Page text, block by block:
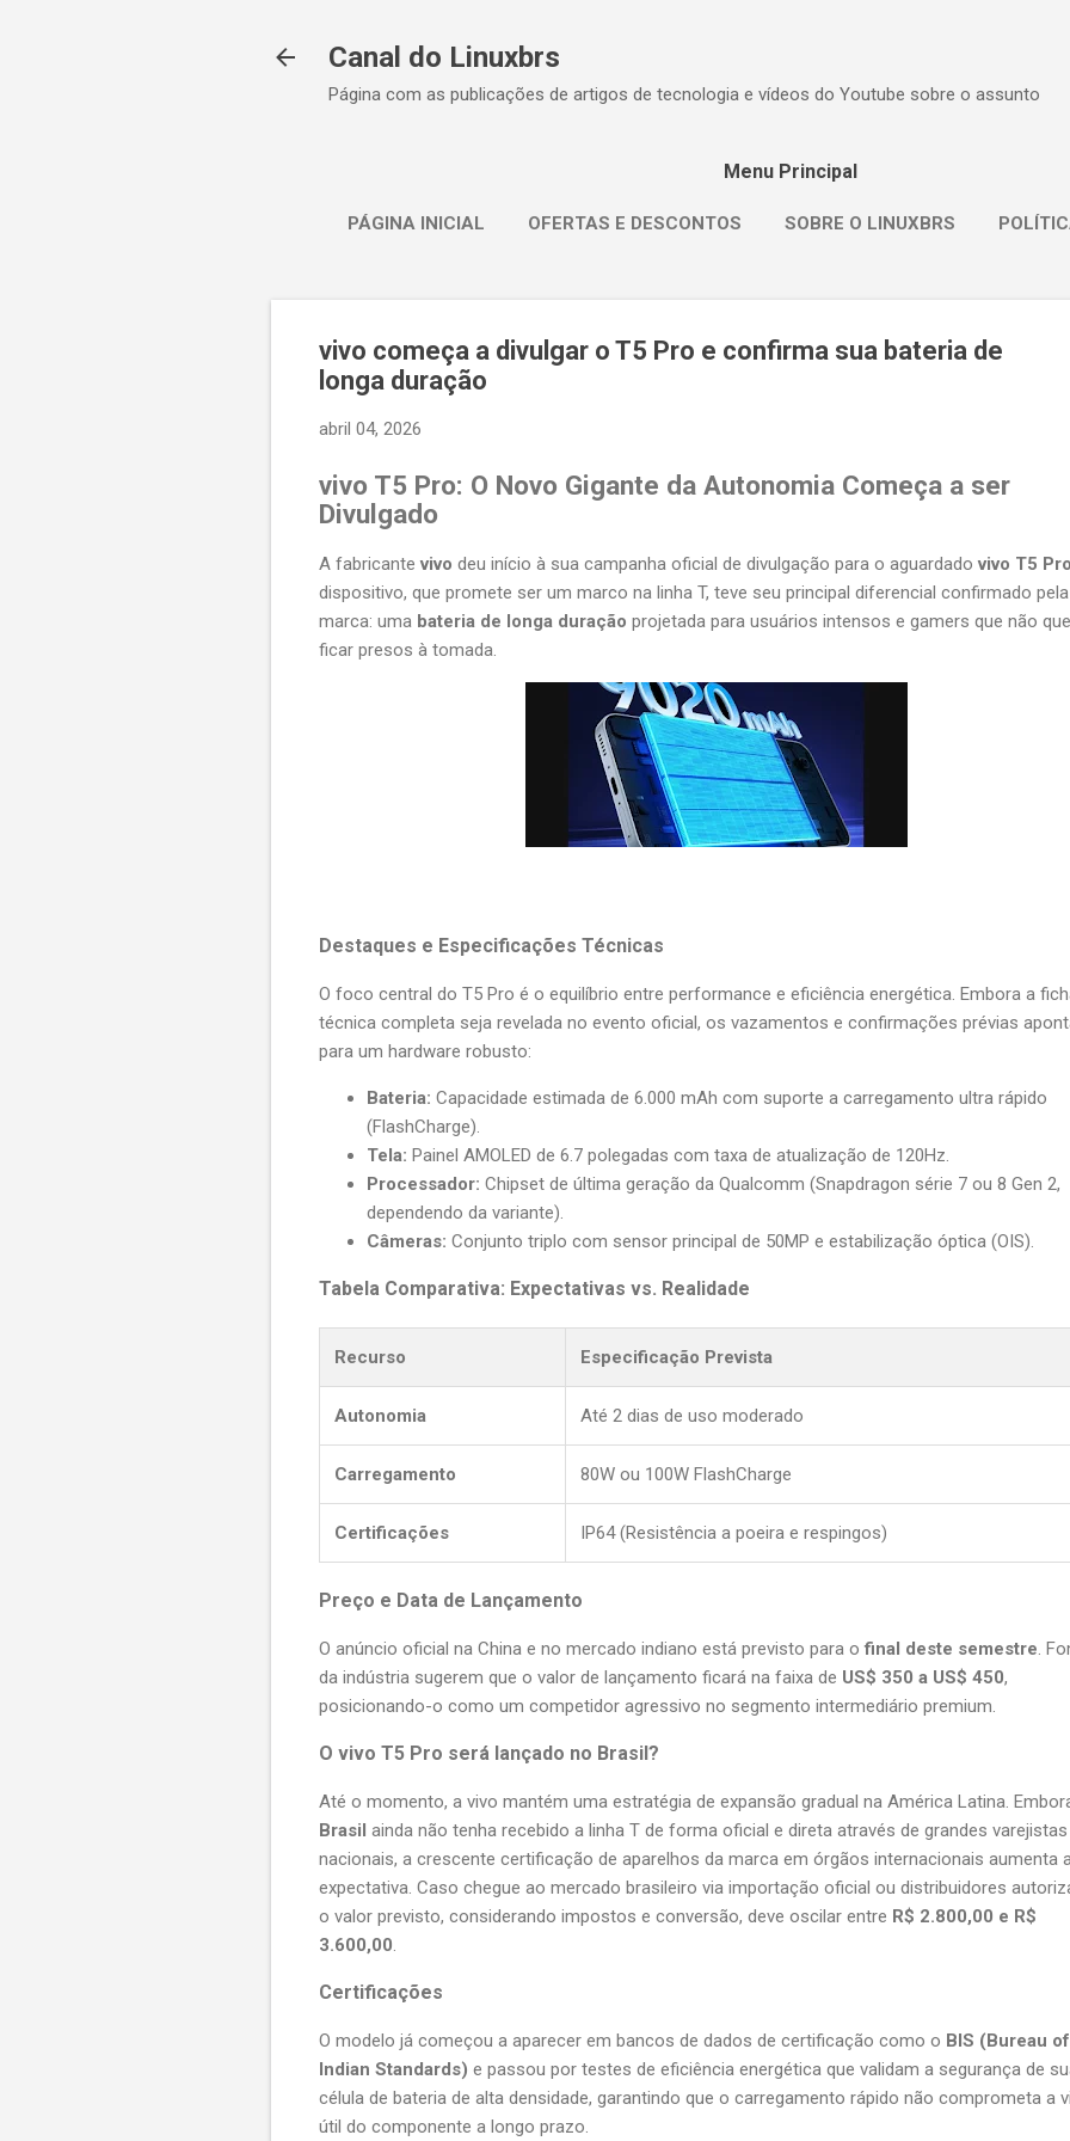
Canal do Linuxbrs
Página com as publicações de artigos de tecnologia e vídeos do Youtube sobre o assunto
Menu Principal
PÁGINA INICIAL OFERTAS E DESCONTOS SOBRE O LINUXBRS
vivo começa a divulgar o T5 Pro e confirma sua bateria de
longa duração
abril 04, 2026
vivo T5 Pro: O Novo Gigante da Autonomia Começa a ser
Divulgado
A fabricantevivo deu início à sua campanha oficial de divulgação para o aguardadovivo T5 Pro
dispositivo, que promete ser um marco na linha T, teve seu principal diferencial confirmado pela
marca: uma bateria de longa duração projetada para usuários intensos e gamers que não
ficar presos à tomada.
Destaques e Especificações Técnicas
O foco central do T5 Pro é o equilíbrio entre performance e eficiência energética. Embora a
técnica completa seja revelada no evento oficial, os vazamentos e confirmações prévias
para um hardware robusto:
Bateria: Capacidade estimada de 6.000 mAh com suporte a carregamento ultra rápido
(FlashCharge).
Tela: Painel AMOLED de 6.7 polegadas com taxa de atualização de 120Hz.
Processador: Chipset de última geração da Qualcomm (Snapdragon série 7 ou 8 Gen 2,
dependendo da variante).
Câmeras: Conjunto triplo com sensor principal de 50MP e estabilização óptica (OIS).
Tabela Comparativa: Expectativas vs. Realidade
Recurso Especificação Prevista
Autonomia Até 2 dias de uso moderado
Carregamento 80W ou 100W FlashCharge
Certificações IP64 (Resistência a poeira e respingos)
Preço e Data de Lançamento
O anúncio oficial na China e no mercado indiano está previsto para ofinal deste semestre.
da indústria sugerem que o valor de lançamento ficará na faixa de US$ 350 a US$ 450,
posicionando-o como um competidor agressivo no segmento intermediário premium.
O vivo T5 Pro será lançado no Brasil?
Até o momento, a vivo mantém uma estratégia de expansão gradual na América Latina.
Brasil ainda não tenha recebido a linha T de forma oficial e direta através de grandes varejistas
nacionais, a crescente certificação de aparelhos da marca em órgãos internacionais aumenta
expectativa. Caso chegue ao mercado brasileiro via importação oficial ou distribuidores
o valor previsto, considerando impostos e conversão, deve oscilar entre R$ 2.800,00 e R$
3.600,00.
Certificações
O modelo já começou a aparecer em bancos de dados de certificação como o BIS (Bureau of
Indian Standards) e passou por testes de eficiência energética que validam a segurança de
célula de bateria de alta densidade, garantindo que o carregamento rápido não comprometa a
útil do componente a longo prazo.